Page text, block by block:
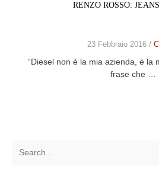
RENZO ROSSO:
23 Febbraio 2016 /
“Diesel non è la mia azienda, è la
frase che …